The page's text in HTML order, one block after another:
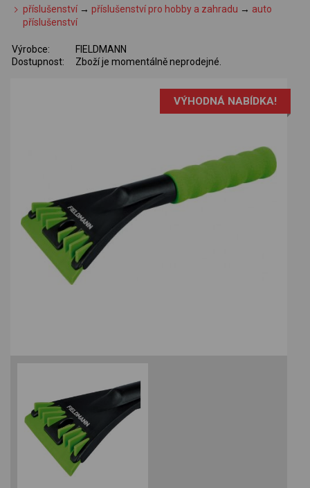
příslušenství →příslušenství pro hobby a zahradu → auto
příslušenství
Výrobce:
FIELDMANN
Dostupnost:
Zboží je momentálně neprodejné.
VÝHODNÁ NABÍDKA!